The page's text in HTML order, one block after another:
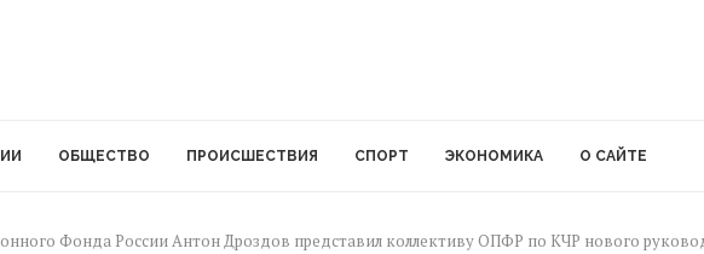
ОБЩЕСТВО ПРОИСШЕСТВИЯ СПОРТ ЭКОНОМИКА О САЙТЕ
Фонда России Антон Дроздов представил коллективу ОПФР по КЧР нового